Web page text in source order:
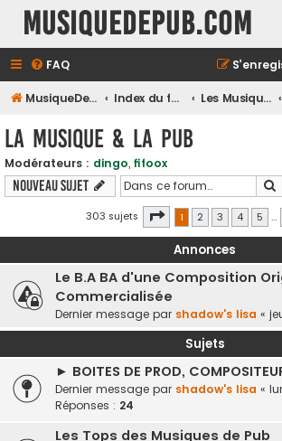
MusiqueDePub.com
FAQ
MusiqueDePub.com Index du forum Les Musiques De Pubs
La Musique & la Pub
Modérateurs : dingo, fifoox
Nouveau sujet
303 sujets Page 1sur8
1 2 3 4 5 …
Annonces
Le B.A BA d'une Composition
Commercialisée
Dernier message par shadow's lisa «
Sujets
► BOITES DE PROD,
Dernier message par shadow's lisa «
Réponses : 24
Les Tops des Musiques de Pub